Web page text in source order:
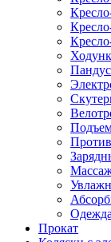
Одежда
Прокат